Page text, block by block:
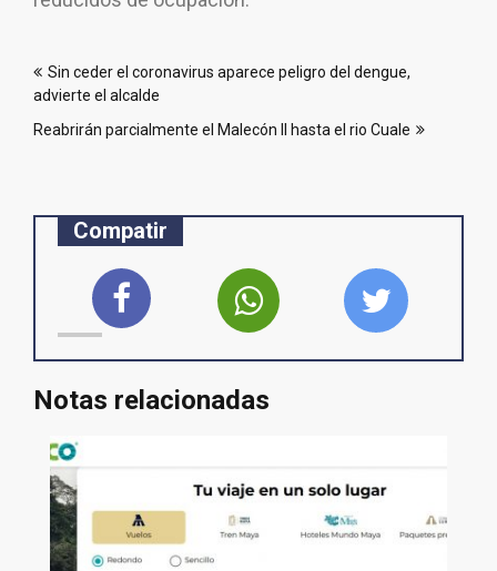
de
entradas
Sin ceder el coronavirus aparece peligro del dengue,
advierte el alcalde
Reabrirán parcialmente el Malecón II hasta el rio Cuale
Compatir
Notas relacionadas